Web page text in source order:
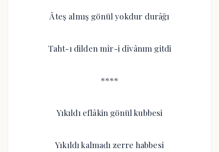
Âteş almış gönül yokdur durâğı
Taht-ı dilden mîr-i dîvânım gitdi
****
Yıkıldı eflâkin gönül kubbesi
Yıkıldı kalmadı zerre habbesi